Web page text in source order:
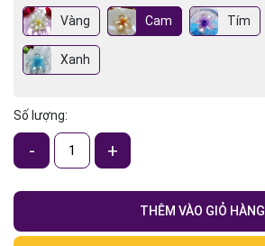
Vàng
Cam Tím
Xanh
Số lượng:
- +
THÊM VÀO GIỎ HÀNG